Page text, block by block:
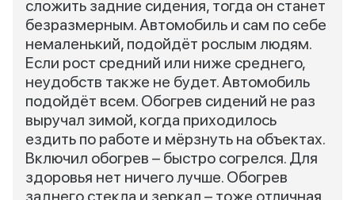
сложить задние сидения, тогда он станет
безразмерным. Автомобиль и сам по себе
немаленький, подойдёт рослым людям.
Если рост средний или ниже среднего,
неудобств также не будет. Автомобиль
подойдёт всем. Обогрев сидений не раз
выручал зимой, когда приходилось
ездить по работе и мёрзнуть на объектах.
Включил обогрев – быстро согрелся. Для
здоровья нет ничего лучше. Обогрев
заднего стекла и зеркал – тоже отличная